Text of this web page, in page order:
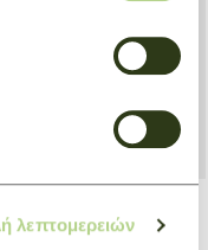
λεπτομερειών